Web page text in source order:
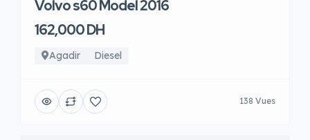
Volvo s60 Model 2016
162,000 DH
Agadir Diesel
138 Vues